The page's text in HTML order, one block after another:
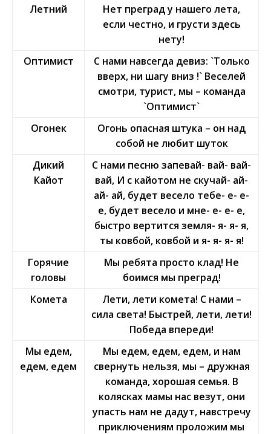
Летний
Нет преград у нашего лета,
если честно, и грусти здесь
нету!
Оптимист
С нами навсегда девиз: `Только
вверх, ни шагу вниз !` Веселей
смотри, турист, мы – команда
`Оптимист`
Огонек
Огонь опасная штука – он над
собой не любит шуток
Дикий
Кайот
С нами песню запевай- вай- вай-
вай, И с кайотом не скучай- ай-
ай- ай, будет весело тебе- е- е-
е, будет весело и мне- е- е- е,
быстро вертится земля- я- я- я,
ты ковбой, ковбой и я- я- я- я!
Горячие
головы
Мы ребята просто клад! Не
боимся мы преград!
Комета
Лети, лети комета! С нами –
сила света! Быстрей, лети, лети!
Победа впереди!
Мы едем,
едем, едем
Мы едем, едем, едем, и нам
свернуть нельзя, мы – дружная
команда, хорошая семья. В
колясках мамы нас везут, они
упасть нам не дадут, навстречу
приключениям проложим мы